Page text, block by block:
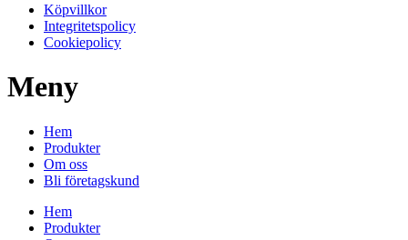
Köpvillkor
Integritetspolicy
Cookiepolicy
Meny
Hem
Produkter
Om oss
Bli företagskund
Hem
Produkter